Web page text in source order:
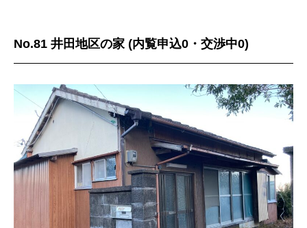
No.81 井田地区の家 (内覧申込0・交渉中0)